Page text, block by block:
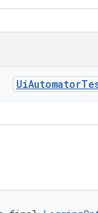
UiAutomator